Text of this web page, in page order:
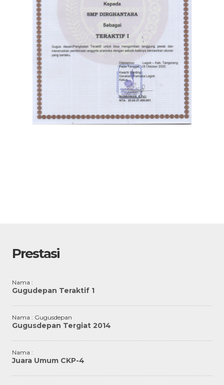
Prestasi
Nama :
Gugudepan Teraktif 1
Nama : Gugusdepan
Gugusdepan Tergiat 2014
Nama :
Juara Umum CKP-4